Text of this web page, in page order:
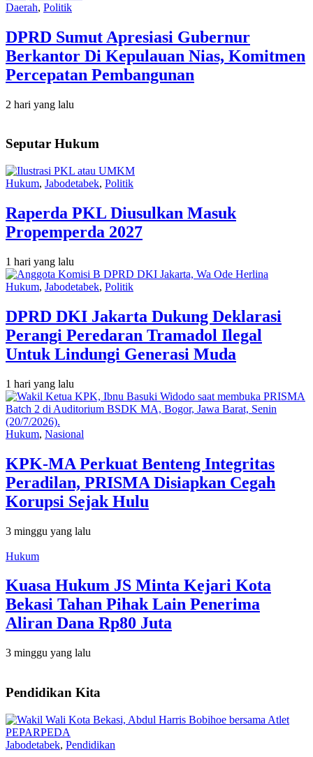
Daerah, Politik
DPRD Sumut Apresiasi Gubernur
Berkantor Di Kepulauan Nias, Komitmen
Percepatan Pembangunan
2 hari yang lalu
Seputar Hukum
Hukum, Jabodetabek, Politik
Raperda PKL Diusulkan Masuk
Propemperda 2027
1 hari yang lalu
Hukum, Jabodetabek, Politik
DPRD DKI Jakarta Dukung Deklarasi
Perangi Peredaran Tramadol Ilegal
Untuk Lindungi Generasi Muda
1 hari yang lalu
Hukum, Nasional
KPK-MA Perkuat Benteng Integritas
Peradilan, PRISMA Disiapkan Cegah
Korupsi Sejak Hulu
3 minggu yang lalu
Hukum
Kuasa Hukum JS Minta Kejari Kota
Bekasi Tahan Pihak Lain Penerima
Aliran Dana Rp80 Juta
3 minggu yang lalu
Pendidikan Kita
Jabodetabek, Pendidikan